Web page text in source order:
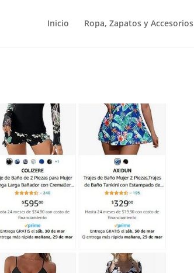
Inicio Ropa, Zapatos y Accesorios